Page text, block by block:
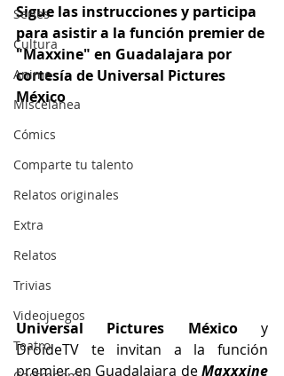
Series
Cultura
Anime
Miscelánea
Cómics
Comparte tu talento
Relatos originales
Extra
Relatos
Trivias
Videojuegos
Teatro
Sigue las instrucciones y participa
para asistir a la función premier de
"Maxxine" en Guadalajara por
cortesía de Universal Pictures
México
Universal Pictures México y
DroideTV te invitan a la función
premier en Guadalajara de Maxxxine